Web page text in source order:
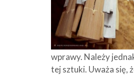
wprawy. Należy
tej sztuki. Uważa się,